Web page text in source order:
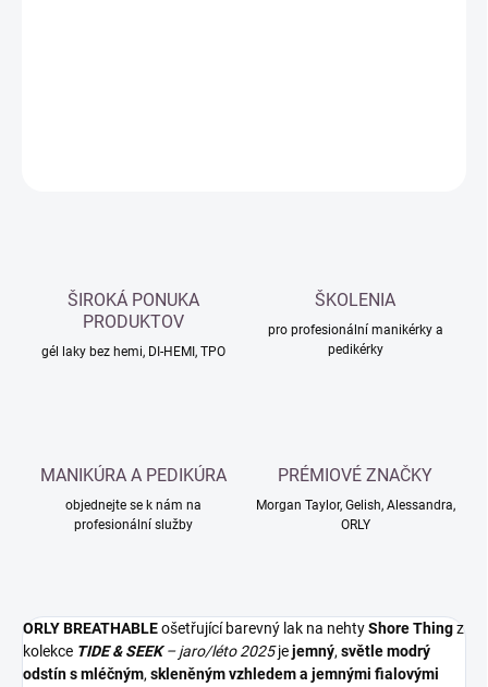
ŠIROKÁ PONUKA
PRODUKTOV
gél laky bez hemi, DI-HEMI, TPO
ŠKOLENIA
pro profesionální manikérky a
pedikérky
MANIKÚRA A PEDIKÚRA
objednejte se k nám na
profesionální služby
PRÉMIOVÉ ZNAČKY
Morgan Taylor, Gelish, Alessandra,
ORLY
ORLY BREATHABLEošetřující barevný lak na nehtyShore Thingz
kolekce TIDE & SEEK – jaro/léto 2025jejemný, světle modrý
odstín s mléčným, skleněným vzhledem a jemnými fialovými